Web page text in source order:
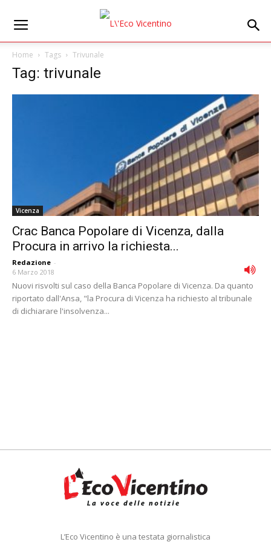
Home Tags Trivunale
Tag: trivunale
Vicenza
Crac Banca Popolare di Vicenza, dalla
Procura in arrivo la richiesta...
Redazione -
6 Marzo 2018
Nuovi risvolti sul caso della Banca Popolare di Vicenza. Da quanto
riportato dall'Ansa, "la Procura di Vicenza ha richiesto al tribunale
di dichiarare l'insolvenza...
L’Eco Vicentino è una testata giornalistica